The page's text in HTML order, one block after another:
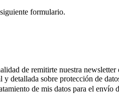
formulario.
de remitirte nuestra newsletter
detallada sobre protección de
de mis datos para el envío